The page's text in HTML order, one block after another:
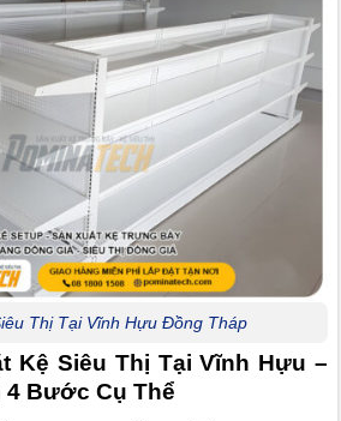
Thị Tại Vĩnh Hựu Đồng Tháp
Kệ Siêu Thị Tại Vĩnh Hựu –
Bước Cụ Thể